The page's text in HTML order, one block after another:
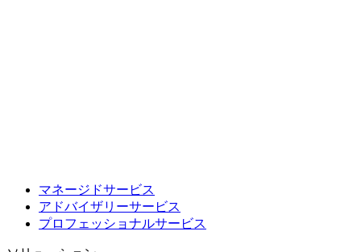
マネージドサービス
アドバイザリーサービス
プロフェッショナルサービス